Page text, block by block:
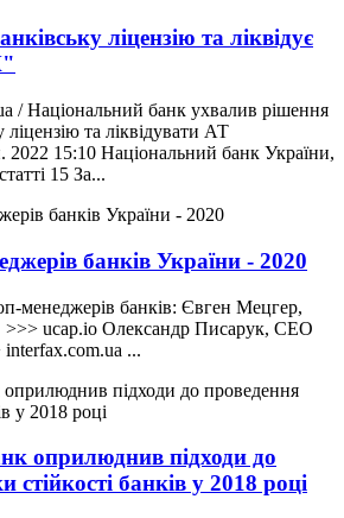
ліцензію та ліквідує
/ Національний банк ухвалив рішення
ліцензію та ліквідувати АТ
15:10 Національний банк України,
15 За...
банків України - 2020
менеджерів банків: Євген Мецгер,
ucap.io Олександр Писарук, CEO
...
оприлюднив підходи до
стійкості банків у 2018 році